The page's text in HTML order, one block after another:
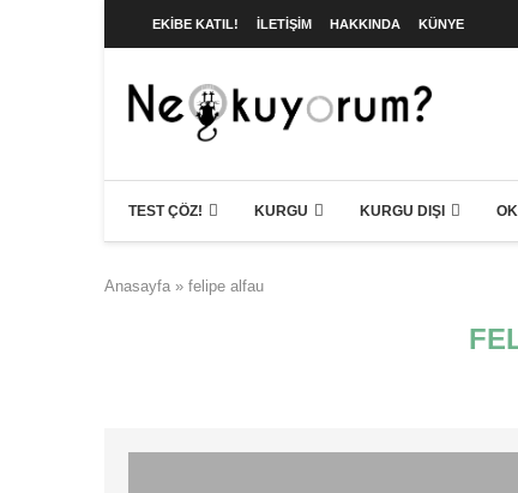
EKIBE KATIL! İLETIŞIM HAKKINDA KÜNYE
TEST ÇÖZ! KURGU KURGU DIŞI
Anasayfa » felipe alfau